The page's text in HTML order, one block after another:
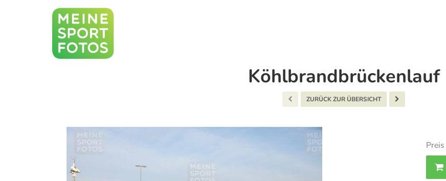
Köhlbrandbrückenlauf
ZURÜCK ZUR ÜBERSICHT
Preis